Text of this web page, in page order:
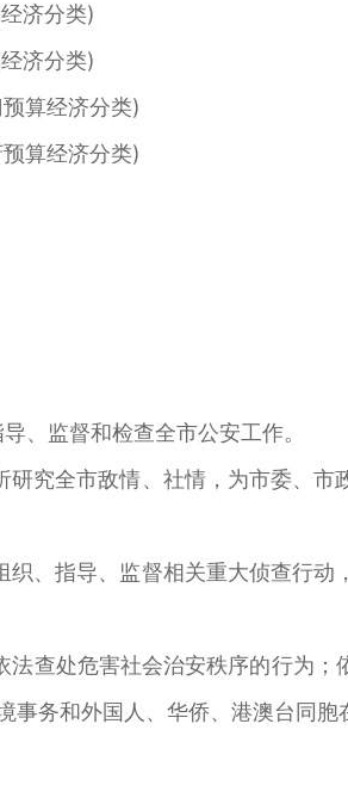
济分类)
济分类)
算经济分类)
算经济分类)
、监督和检查全市公安工作。
究全市敌情、社情，为市委、
、指导、监督相关重大侦查行
查处危害社会治安秩序的行为
务和外国人、华侨、港澳台同